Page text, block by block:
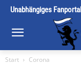
Unabhängiges
Start Corona